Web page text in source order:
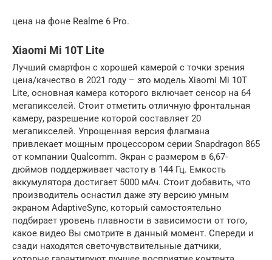
цена на фоне Realme 6 Pro.
Xiaomi Mi 10T Lite
Лучший смартфон с хорошей камерой с точки зрения
цена/качество в 2021 году – это модель Xiaomi Mi 10T
Lite, основная камера которого включает сенсор на 64
мегапикселей. Стоит отметить отличную фронтальная
камеру, разрешение которой составляет 20
мегапикселей. Упрощенная версия флагмана
привлекает мощным процессором серии Snapdragon 865
от компании Qualcomm. Экран с размером в 6,67-
дюймов поддерживает частоту в 144 Гц. Емкость
аккумулятора достигает 5000 мАч. Стоит добавить, что
производитель оснастил даже эту версию умным
экраном AdaptiveSync, который самостоятельно
подбирает уровень плавности в зависимости от того,
какое видео Вы смотрите в данный момент. Спереди и
сзади находятся светочувствительные датчики,